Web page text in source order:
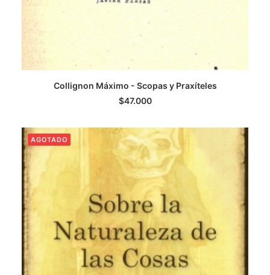
LEER MÁS
Collignon Máximo - Scopas y Praxíteles
$47.000
AGOTADO